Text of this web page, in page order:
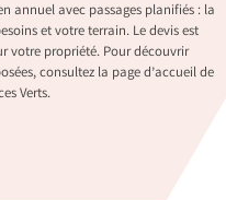
annuel avec passages planifiés : la
et votre terrain. Le devis est
votre propriété. Pour découvrir
consultez la page d’accueil de
Verts.